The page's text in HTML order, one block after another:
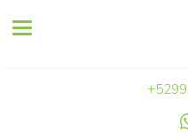
Toggle navigation